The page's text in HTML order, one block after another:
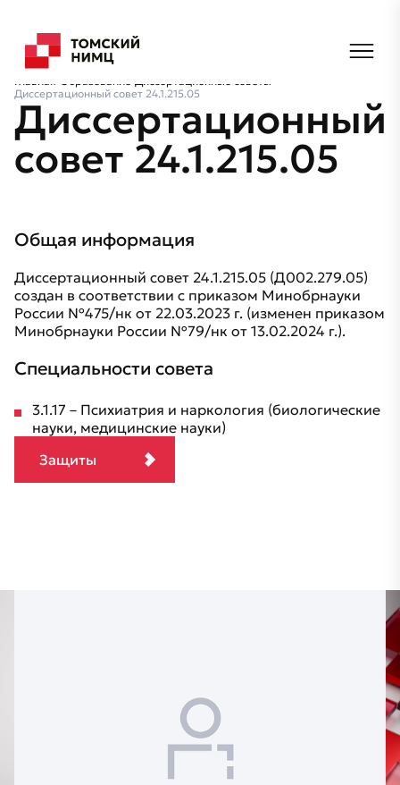
Главная Образование Диссертационные советы
Диссертационный совет 24.1.215.05
Диссертационный
совет 24.1.215.05
Общая информация
Диссертационный совет 24.1.215.05 (Д002.279.05)
создан в соответствии с приказом Минобрнауки
России №475/нк от 22.03.2023 г. (изменен приказом
Минобрнауки России №79/нк от 13.02.2024 г.).
Специальности совета
3.1.17 – Психиатрия и наркология (биологические
науки, медицинские науки)
Защиты